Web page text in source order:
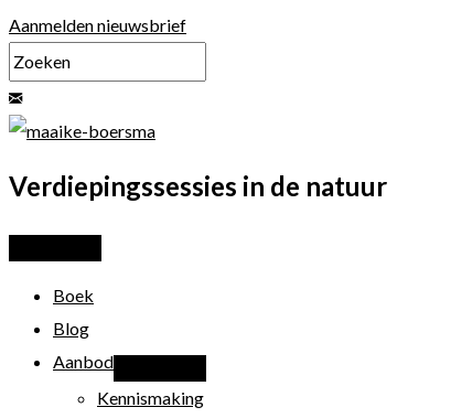
Ga
naar
de
inhoud
Aanmelden nieuwsbrief
Verdiepingssessies in de natuur
Boek
Blog
Aanbod
Kennismaking